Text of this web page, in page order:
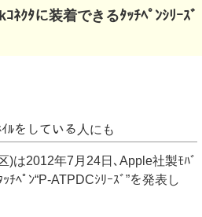
ﾈｸﾀに装着できるﾀｯﾁﾍﾟﾝｼﾘｰｽﾞ
ﾙをしている人にも
)は2012年7月24日､Apple社製ﾓﾊﾞ
ﾁﾍﾟﾝ“P-ATPDCｼﾘｰｽﾞ”を発表し